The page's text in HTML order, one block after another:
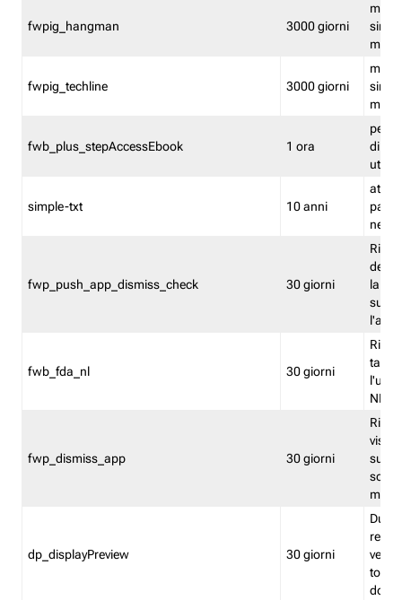
fwpig_hangman 3000 giorni
fwpig_techline 3000 giorni
fwb_plus_stepAccessEbook 1 ora
di un
simple-txt 10 anni
attiva
fwp_push_app_dismiss_check 30 giorni
la
fwb_fda_nl 30 giorni
NL
fwp_dismiss_app 30 giorni
visto
dp_displayPreview 30 giorni
torna
dopo